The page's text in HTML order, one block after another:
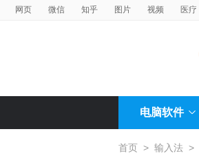
网页 微信 知乎 图片 视频 医疗
电脑软件
首页 > 输入法 >